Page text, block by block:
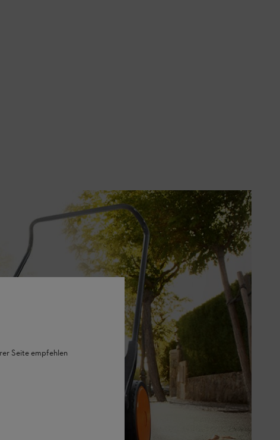
Seite empfehlen